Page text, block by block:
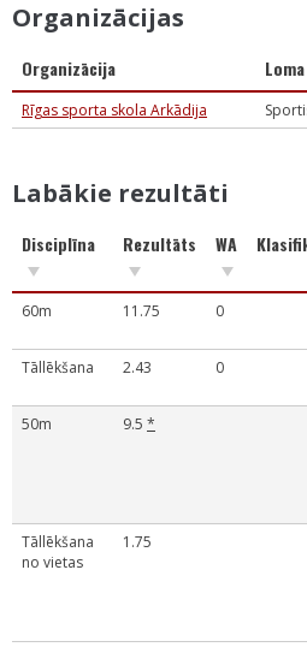
Organizācijas
Organizācija Loma
Rīgas sporta skola Arkādija
Labākie rezultāti
Disciplīna Rezultāts WA
60m 11.75 0
Tāllēkšana
2.43 0
50m
9.5 *
Tāllēkšana
no vietas
1.75